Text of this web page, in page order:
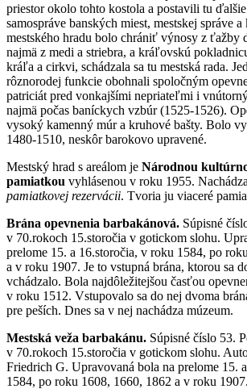
priestor okolo tohto kostola a postavili tu
samospráve banských miest, mestskej správe
mestského hradu bolo chrániť výnosy z ťažby
najmä z medi a striebra, a kráľovskú
kráľa a cirkvi, schádzala sa tu mestská rada.
rôznorodej funkcie obohnali spoločným
patriciát pred vonkajšími nepriateľmi i
najmä počas baníckych vzbúr (1525-1526).
vysoký kamenný múr a kruhové bašty. Bolo
1480-1510, neskôr barokovo upravené.
Mestský hrad s areálom je Národnou
pamiatkou vyhlásenou v roku 1955.
pamiatkovej rezervácii. Tvoria ju viaceré
Brána opevnenia barbakánová. Súpisné
v 70.rokoch 15.storočia v gotickom slohu.
prelome 15. a 16.storočia, v roku 1584, po
a v roku 1907. Je to vstupná brána, ktorou sa
vchádzalo. Bola najdôležitejšou časťou
v roku 1512. Vstupovalo sa do nej dvoma
pre peších. Dnes sa v nej nachádza múzeum.
Mestská veža barbakánu. Súpisné číslo 53.
v 70.rokoch 15.storočia v gotickom slohu.
Friedrich G. Upravovaná bola na prelome 15.
1584, po roku 1608, 1660, 1862 a v roku 1907.